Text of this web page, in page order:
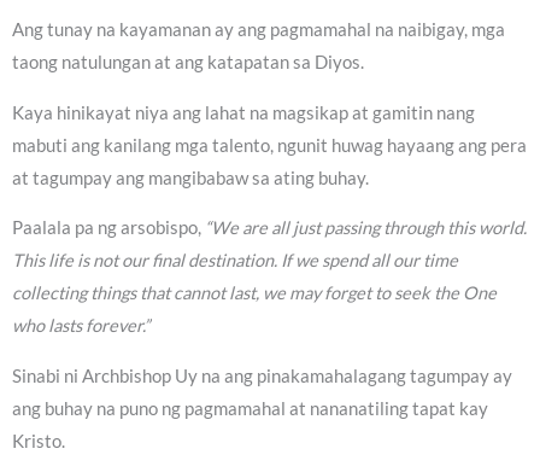
Ang tunay na kayamanan ay ang pagmamahal na naibigay, mga
taong natulungan at ang katapatan sa Diyos.
Kaya hinikayat niya ang lahat na magsikap at gamitin nang
mabuti ang kanilang mga talento, ngunit huwag hayaang ang pera
at tagumpay ang mangibabaw sa ating buhay.
Paalala pa ng arsobispo, “We are all just passing through this world.
This life is not our final destination. If we spend all our time
collecting things that cannot last, we may forget to seek the One
who lasts forever.”
Sinabi ni Archbishop Uy na ang pinakamahalagang tagumpay ay
ang buhay na puno ng pagmamahal at nananatiling tapat kay
Kristo.